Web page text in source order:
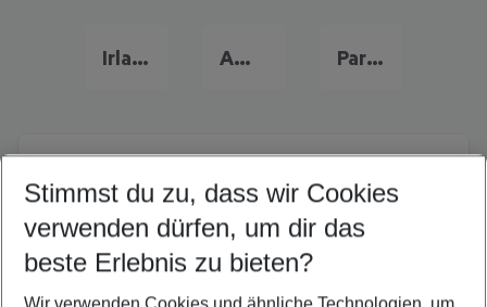
Irland Frühbucher Angebote Amsterdam Flug & Hotel Paris Reise
Quicklinks
Flug & Hotel Großbritannien
Städtereisen Großbritannien
Stimmst du zu, dass wir Cookies
verwenden dürfen, um dir das
beste Erlebnis zu bieten?